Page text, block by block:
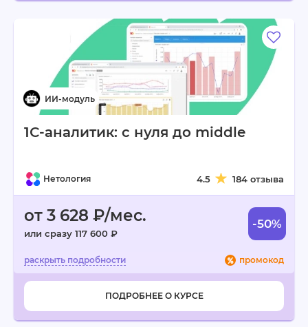
1С-аналитик: с нуля до middle
Нетология 4.5 184 отзыва
от 3 628 ₽/мес.
или сразу 117 600 ₽
-50%
промокод
ПОДРОБНЕЕ О КУРСЕ